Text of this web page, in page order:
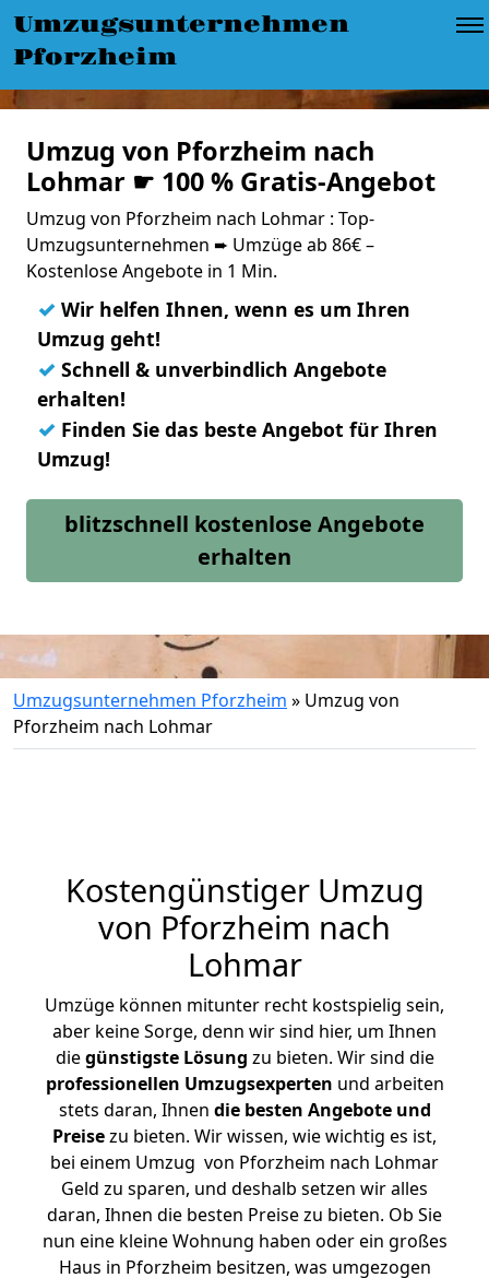
Umzugsunternehmen
Pforzheim
Umzug von Pforzheim nach
Lohmar ☛ 100 % Gratis-Angebot
Umzug von Pforzheim nach Lohmar : Top-
Umzugsunternehmen ➨ Umzüge ab 86€ –
Kostenlose Angebote in 1 Min.
✓ Wir helfen Ihnen, wenn es um Ihren
Umzug geht!
✓ Schnell & unverbindlich Angebote
erhalten!
✓ Finden Sie das beste Angebot für Ihren
Umzug!
blitzschnell kostenlose Angebote
erhalten
Umzugsunternehmen Pforzheim » Umzug von
Pforzheim nach Lohmar
Kostengünstiger Umzug
von Pforzheim nach
Lohmar
Umzüge können mitunter recht kostspielig sein,
aber keine Sorge, denn wir sind hier, um Ihnen
diegünstigste Lösung zu bieten. Wir sind die
professionellen Umzugsexperten und arbeiten
stets daran, Ihnen die besten Angebote und
Preisezu bieten. Wir wissen, wie wichtig es ist,
bei einem Umzug von Pforzheim nach Lohmar
Geld zu sparen, und deshalb setzen wir alles
daran, Ihnen die besten Preise zu bieten. Ob Sie
nun eine kleine Wohnung haben oder ein großes
Haus in Pforzheim besitzen, was umgezogen